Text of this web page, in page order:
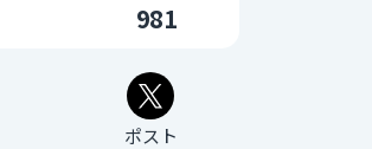
981
ポスト